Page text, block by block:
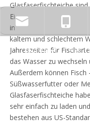
Glasfaserfischteiche
Einlässen und
installiert werden. Es ist
kaltem und schlechtem
Jahreszeiten für
das Wasser zu
Außerdem können
Süßwasserfutter oder
Glasfaserfischteiche
sehr einfach zu laden
bestehen aus US-
sale@zhyfrp.com.cn
+86
+86
+86